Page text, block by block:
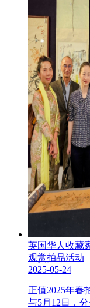
英国华人收藏
观赏拍品活动
2025-05-24
正值2025年春
与5月12日，